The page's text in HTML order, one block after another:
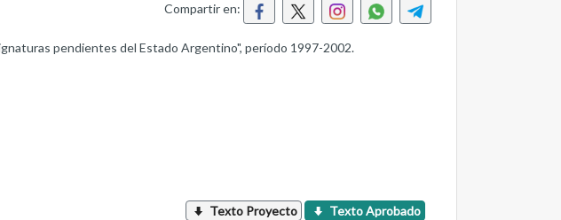
Compartir en:
pendientes del Estado Argentino", período 1997-2002.
Texto Proyecto Texto Aprobado